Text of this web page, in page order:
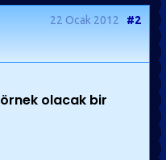
22 Ocak 2012 #2
olacak bir